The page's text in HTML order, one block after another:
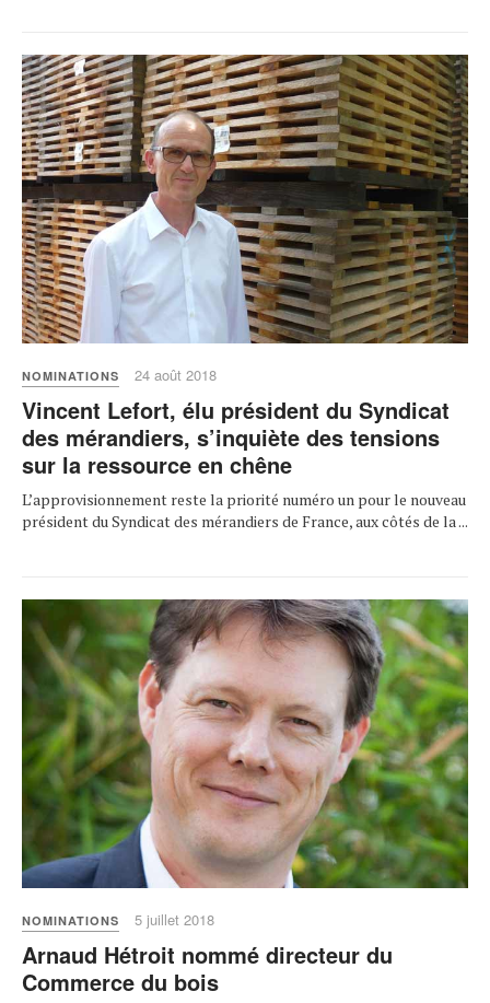
NOMINATIONS 24 août 2018
Vincent Lefort, élu président du Syndicat
des mérandiers, s’inquiète des tensions
sur la ressource en chêne
L’approvisionnement reste la priorité numéro un pour le nouveau
président du Syndicat des mérandiers de France, aux côtés de la ...
NOMINATIONS 5 juillet 2018
Arnaud Hétroit nommé directeur du
Commerce du bois